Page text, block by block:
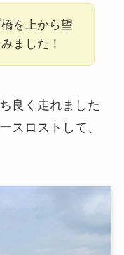
を上から望
ました！
良く走れました
スロストして、